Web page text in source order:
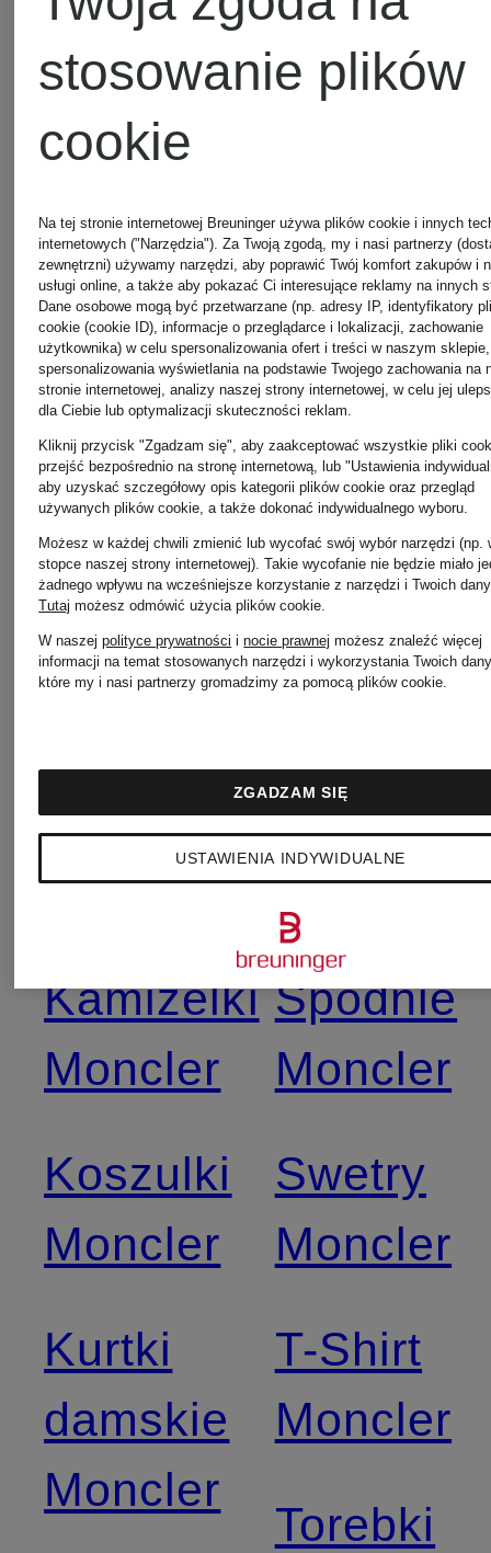
Pozostałe
kategorie
Bluzy
Moncler
Buty
Moncler
Czapki
Hoodie
Moncler
Kamizelki
Moncler
Koszulki
Moncler
Kurtki
damskie
Moncler
Moncler
Genius
Moncler
Grenoble
Polo
Płaszcze
Moncler
Spodnie
Moncler
Swetry
Moncler
T-Shirt
Moncler
Torebki
stosowanie plików
cookie
Na tej stronie internetowej Breuninger używa plików cookie i innych
internetowych ("Narzędzia"). Za Twoją zgodą, my i nasi partnerzy
zewnętrzni) używamy narzędzi, aby poprawić Twój komfort zakupów i
usługi online, a także aby pokazać Ci interesujące reklamy na innych
Dane osobowe mogą być przetwarzane (np. adresy IP, identyfikatory
cookie (cookie ID), informacje o przeglądarce i lokalizacji, zachowanie
użytkownika) w celu spersonalizowania ofert i treści w naszym sklepie,
spersonalizowania wyświetlania na podstawie Twojego zachowania na
stronie internetowej, analizy naszej strony internetowej, w celu jej
dla Ciebie lub optymalizacji skuteczności reklam.
Kliknij przycisk "Zgadzam się", aby zaakceptować wszystkie pliki
przejść bezpośrednio na stronę internetową, lub "Ustawienia
aby uzyskać szczegółowy opis kategorii plików cookie oraz przegląd
używanych plików cookie, a także dokonać indywidualnego wyboru.
Możesz w każdej chwili zmienić lub wycofać swój wybór narzędzi (np.
stopce naszej strony internetowej). Takie wycofanie nie będzie miało
żadnego wpływu na wcześniejsze korzystanie z narzędzi i Twoich
Tutaj możesz odmówić użycia plików cookie.
W naszejpolityce prywatności inocie prawnej możesz znaleźć więcej
informacji na temat stosowanych narzędzi i wykorzystania Twoich
które my i nasi partnerzy gromadzimy za pomocą plików cookie.
USTAWIENIA INDYWIDUALNE
ZGADZAM SIĘ